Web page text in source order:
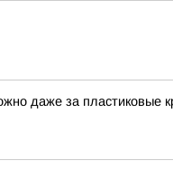
даже за пластиковые